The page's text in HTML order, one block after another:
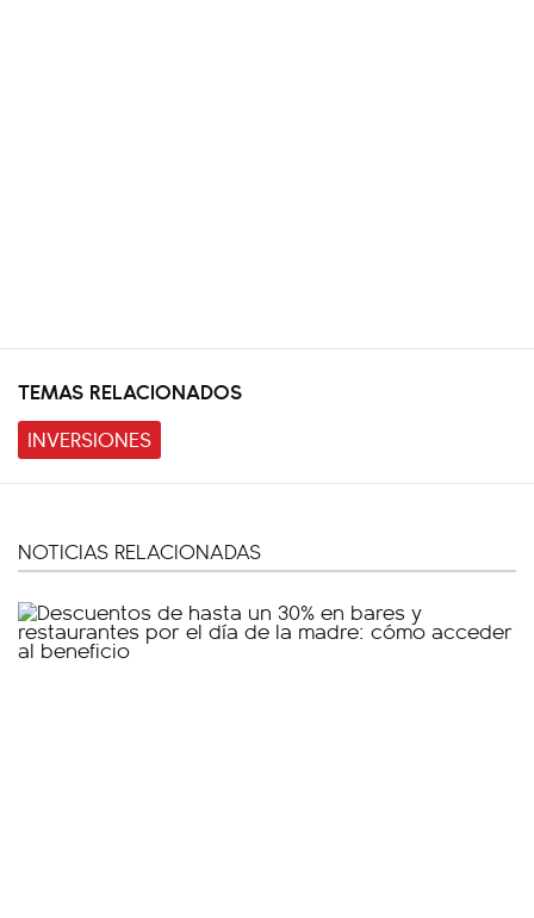
TEMAS RELACIONADOS
INVERSIONES
NOTICIAS RELACIONADAS